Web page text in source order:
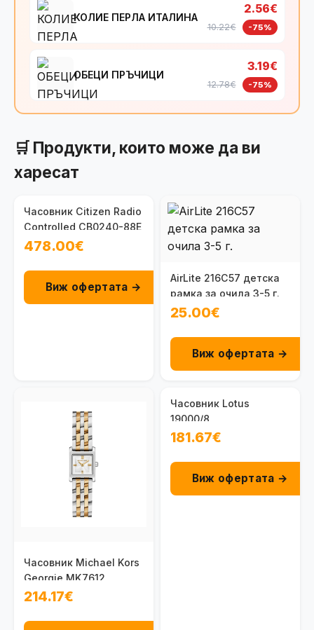
КОЛИЕ ПЕРЛА ИТАЛИНА
2.56€
10.22€ -75%
ОБЕЦИ ПРЪЧИЦИ
3.19€
12.78€ -75%
🛒 Продукти, които може да ви
харесат
Часовник Citizen Radio
Controlled CB0240-88E
478.00€
Виж офертата →
AirLite 216C57 детска
рамка за очила 3-5 г.
25.00€
Виж офертата →
Часовник Michael Kors
Georgie MK7612
214.17€
Часовник Lotus
19000/8
181.67€
Виж офертата →